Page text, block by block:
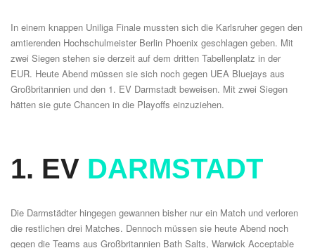
In einem knappen Uniliga Finale mussten sich die Karlsruher gegen den
amtierenden Hochschulmeister Berlin Phoenix geschlagen geben. Mit
zwei Siegen stehen sie derzeit auf dem dritten Tabellenplatz in der
EUR. Heute Abend müssen sie sich noch gegen UEA Bluejays aus
Großbritannien und den 1. EV Darmstadt beweisen. Mit zwei Siegen
hätten sie gute Chancen in die Playoffs einzuziehen.
1. EV DARMSTADT
Die Darmstädter hingegen gewannen bisher nur ein Match und verloren
die restlichen drei Matches. Dennoch müssen sie heute Abend noch
gegen die Teams aus Großbritannien Bath Salts, Warwick Acceptable